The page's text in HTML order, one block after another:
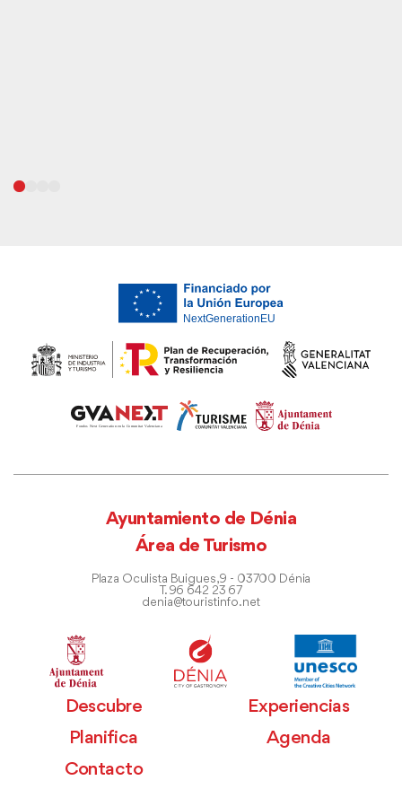
Ayuntamiento de Dénia
Área de Turismo
Plaza Oculista Buigues, 9 - 03700 Dénia
T. 96 642 23 67
denia@touristinfo.net
Descubre
Experiencias
Planifica
Agenda
Contacto